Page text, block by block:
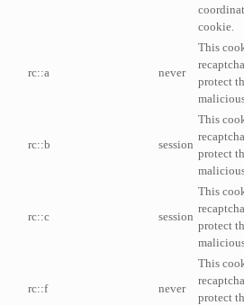
cookie.
rc::a never
This
protect
rc::b session
This
protect
rc::c session
This
protect
rc::f never
This
protect